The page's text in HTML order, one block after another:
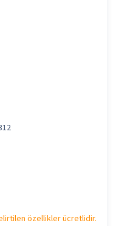
özellikler ücretlidir.